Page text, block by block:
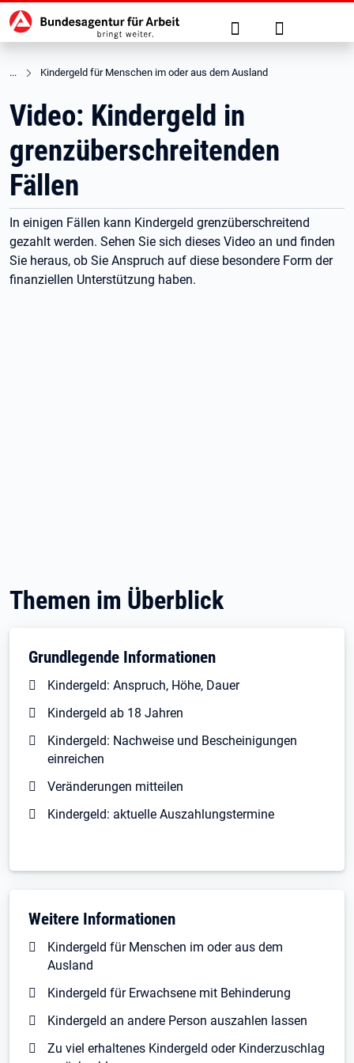
zu den Hauptinhalten springen
Hauptnavigation Suche Anmelden
Kindergeld für Menschen im oder aus dem Ausland
Video: Kindergeld in
grenzüberschreitenden
Fällen
In einigen Fällen kann Kindergeld grenzüberschreitend
gezahlt werden. Sehen Sie sich dieses Video an und finden
Sie heraus, ob Sie Anspruch auf diese besondere Form der
finanziellen Unterstützung haben.
Themen im Überblick
Grundlegende Informationen
Kindergeld: Anspruch, Höhe, Dauer
Kindergeld ab 18 Jahren
Kindergeld: Nachweise und Bescheinigungen
einreichen
Veränderungen mitteilen
Kindergeld: aktuelle Auszahlungstermine
Weitere Informationen
Kindergeld für Menschen im oder aus dem
Ausland
Kindergeld für Erwachsene mit Behinderung
Kindergeld an andere Person auszahlen lassen
Zu viel erhaltenes Kindergeld oder Kinderzuschlag